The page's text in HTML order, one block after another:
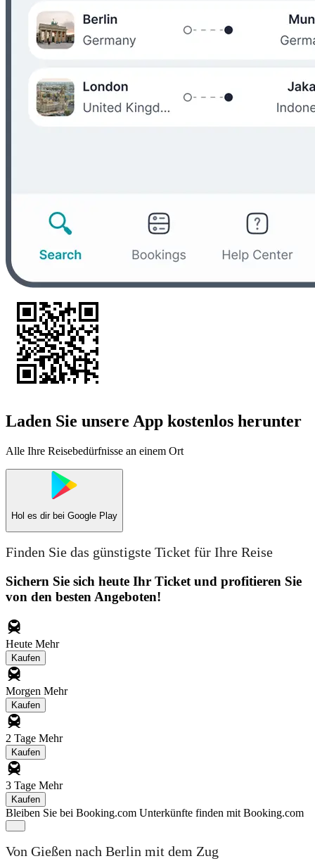
Laden Sie unsere App kostenlos herunter
Alle Ihre Reisebedürfnisse an einem Ort
Hol es dir bei Google Play
Finden Sie das günstigste Ticket für Ihre Reise
Sichern Sie sich heute Ihr Ticket und profitieren Sie
von den besten Angeboten!
Heute Mehr
Kaufen
Morgen Mehr
Kaufen
2 Tage Mehr
Kaufen
3 Tage Mehr
Kaufen
Bleiben Sie bei Booking.com Unterkünfte finden mit Booking.com
Von Gießen nach Berlin mit dem Zug